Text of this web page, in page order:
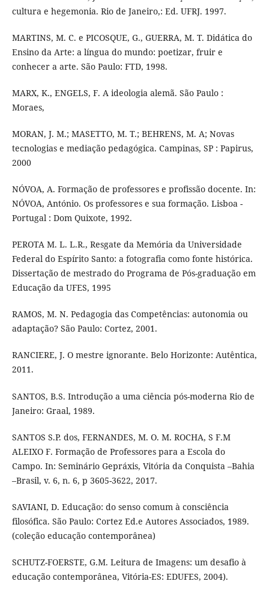
cultura e hegemonia. Rio de Janeiro,: Ed. UFRJ. 1997.
MARTINS, M. C. e PICOSQUE, G., GUERRA, M. T. Didática do
Ensino da Arte: a língua do mundo: poetizar, fruir e
conhecer a arte. São Paulo: FTD, 1998.
MARX, K., ENGELS, F. A ideologia alemã. São Paulo :
Moraes,
MORAN, J. M.; MASETTO, M. T.; BEHRENS, M. A; Novas
tecnologias e mediação pedagógica. Campinas, SP : Papirus,
2000
NÓVOA, A. Formação de professores e profissão docente. In:
NÓVOA, António. Os professores e sua formação. Lisboa -
Portugal : Dom Quixote, 1992.
PEROTA M. L. L.R., Resgate da Memória da Universidade
Federal do Espírito Santo: a fotografia como fonte histórica.
Dissertação de mestrado do Programa de Pós-graduação em
Educação da UFES, 1995
RAMOS, M. N. Pedagogia das Competências: autonomia ou
adaptação? São Paulo: Cortez, 2001.
RANCIERE, J. O mestre ignorante. Belo Horizonte: Autêntica,
2011.
SANTOS, B.S. Introdução a uma ciência pós-moderna Rio de
Janeiro: Graal, 1989.
SANTOS S.P. dos, FERNANDES, M. O. M. ROCHA, S F.M
ALEIXO F. Formação de Professores para a Escola do
Campo. In: Seminário Gepráxis, Vitória da Conquista –Bahia
–Brasil, v. 6, n. 6, p 3605-3622, 2017.
SAVIANI, D. Educação: do senso comum à consciência
filosófica. São Paulo: Cortez Ed.e Autores Associados, 1989.
(coleção educação contemporânea)
SCHUTZ-FOERSTE, G.M. Leitura de Imagens: um desafio à
educação contemporânea, Vitória-ES: EDUFES, 2004).